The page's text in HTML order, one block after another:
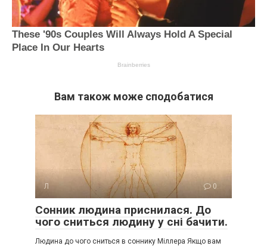
Вам також може сподобатися
Л 0
Сонник людина приснилася. До
чого сниться людину у сні бачити.
Людина до чого сниться в соннику Міллера Якщо вам